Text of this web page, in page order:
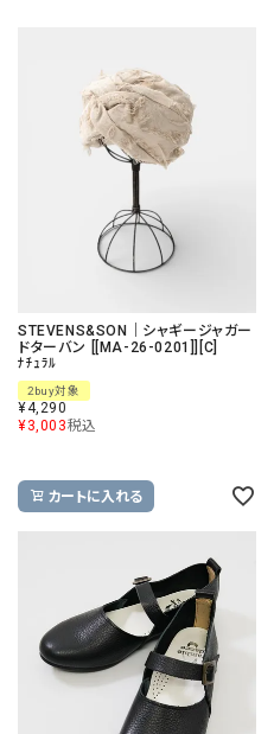
STEVENS&SON｜シャギージャガー
ドターバン [[MA-26-0201]][C]
ﾅﾁｭﾗﾙ
2buy対象
¥4,290
¥3,003税込
カートに入れる